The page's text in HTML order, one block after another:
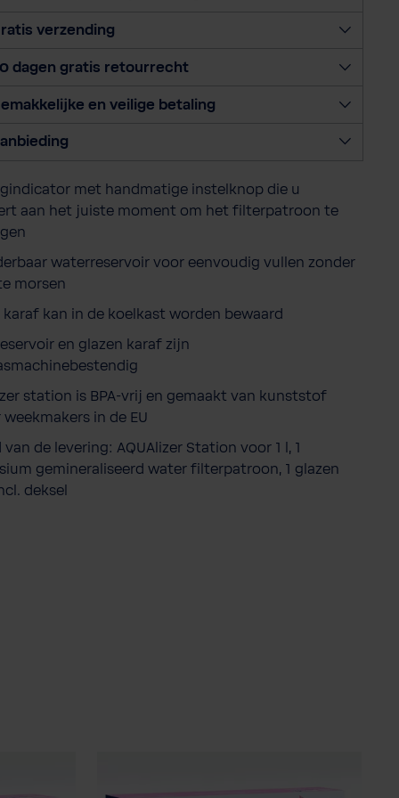
e
h
e
i
verzending
dagen gratis retourrecht
en veilige betaling
met handmatige instelknop die u
aan het juiste moment om het filterpatroon te
waterreservoir voor eenvoudig vullen zonder
morsen
karaf kan in de koelkast worden bewaard
en glazen karaf zijn
station is BPA-vrij en gemaakt van kunststof
weekmakers in de EU
van de levering: AQUAlizer Station voor 1 l, 1
gemineraliseerd water filterpatroon, 1 glazen
deksel